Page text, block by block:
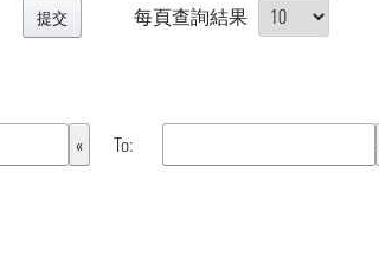
每頁查詢結果
To: